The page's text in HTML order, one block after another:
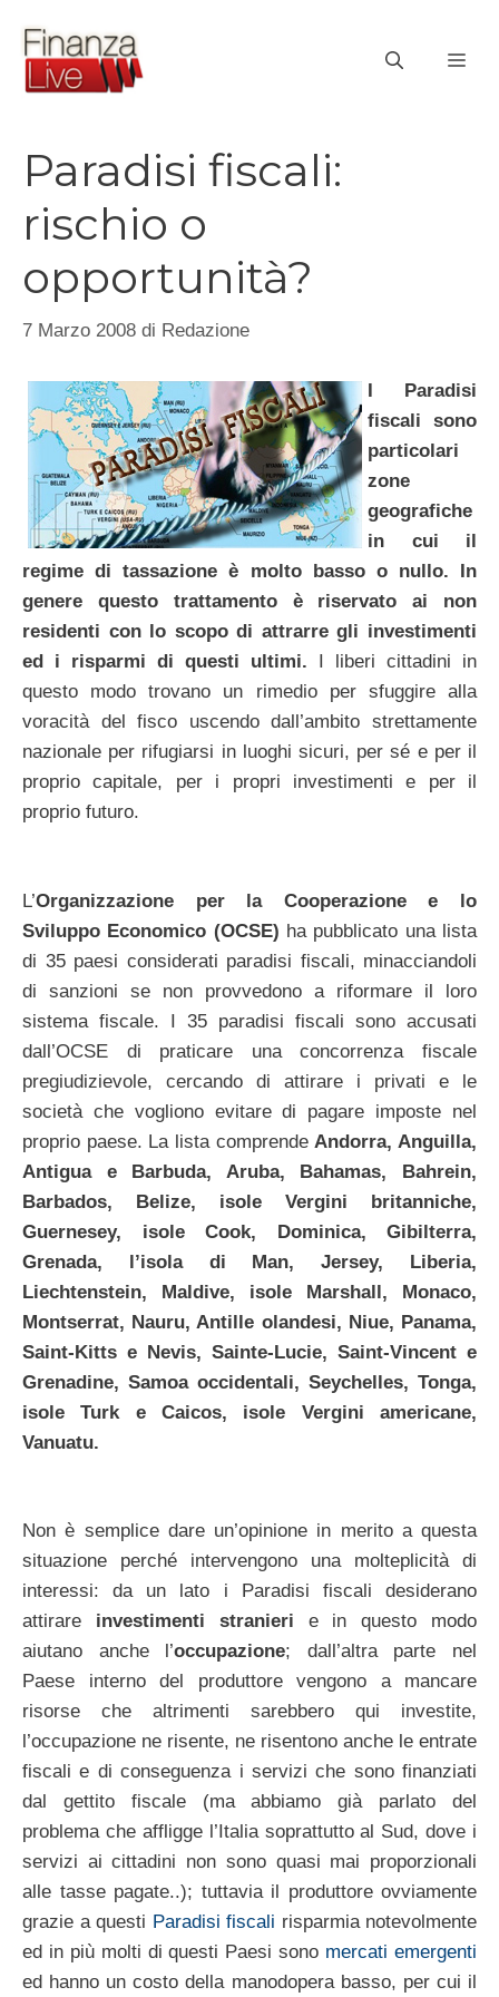
contenuto
Paradisi fiscali:
rischio o
opportunità?
7 Marzo 2008 di Redazione
I Paradisi
fiscali sono
particolari
zone
geografiche
in cui il
regime di tassazione è molto basso o nullo. In
genere questo trattamento è riservato ai non
residenti con lo scopo di attrarre gli investimenti
ed i risparmi di questi ultimi. I liberi cittadini in
questo modo trovano un rimedio per sfuggire alla
voracità del fisco uscendo dall’ambito strettamente
nazionale per rifugiarsi in luoghi sicuri, per sé e per il
proprio capitale, per i propri investimenti e per il
proprio futuro.
L’Organizzazione per la Cooperazione e lo
Sviluppo Economico (OCSE) ha pubblicato una lista
di 35 paesi considerati paradisi fiscali, minacciandoli
di sanzioni se non provvedono a riformare il loro
sistema fiscale. I 35 paradisi fiscali sono accusati
dall’OCSE di praticare una concorrenza fiscale
pregiudizievole, cercando di attirare i privati e le
società che vogliono evitare di pagare imposte nel
proprio paese. La lista comprendeAndorra, Anguilla,
Antigua e Barbuda, Aruba, Bahamas, Bahrein,
Barbados, Belize, isole Vergini britanniche,
Guernesey, isole Cook, Dominica, Gibilterra,
Grenada, l’isola di Man, Jersey, Liberia,
Liechtenstein, Maldive, isole Marshall, Monaco,
Montserrat, Nauru, Antille olandesi, Niue, Panama,
Saint-Kitts e Nevis, Sainte-Lucie, Saint-Vincent e
Grenadine, Samoa occidentali, Seychelles, Tonga,
isole Turk e Caicos, isole Vergini americane,
Vanuatu.
Non è semplice dare un’opinione in merito a questa
situazione perché intervengono una molteplicità di
interessi: da un lato i Paradisi fiscali desiderano
attirare investimenti stranieri e in questo modo
aiutano anche l’occupazione; dall’altra parte nel
Paese interno del produttore vengono a mancare
risorse che altrimenti sarebbero qui investite,
l’occupazione ne risente, ne risentono anche le entrate
fiscali e di conseguenza i servizi che sono finanziati
dal gettito fiscale (ma abbiamo già parlato del
problema che affligge l’Italia soprattutto al Sud, dove i
servizi ai cittadini non sono quasi mai proporzionali
alle tasse pagate..); tuttavia il produttore ovviamente
grazie a questi Paradisi fiscali risparmia notevolmente
ed in più molti di questi Paesi sono mercati emergenti
ed hanno un costo della manodopera basso, per cui il